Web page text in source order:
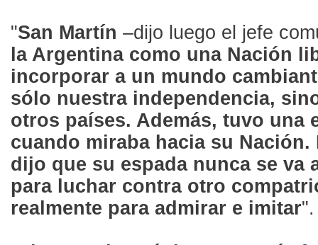
"San Martín –dijo luego el jefe
la Argentina como una Nación
incorporar a un mundo
sólo nuestra independencia,
otros países. Además, tuvo una
cuando miraba hacia su Nación.
dijo que su espada nunca se va
para luchar contra otro
realmente para admirar e imitar".